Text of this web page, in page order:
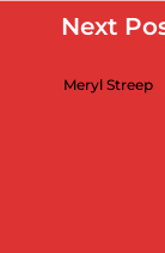
septiembre
Next
Meryl Streep